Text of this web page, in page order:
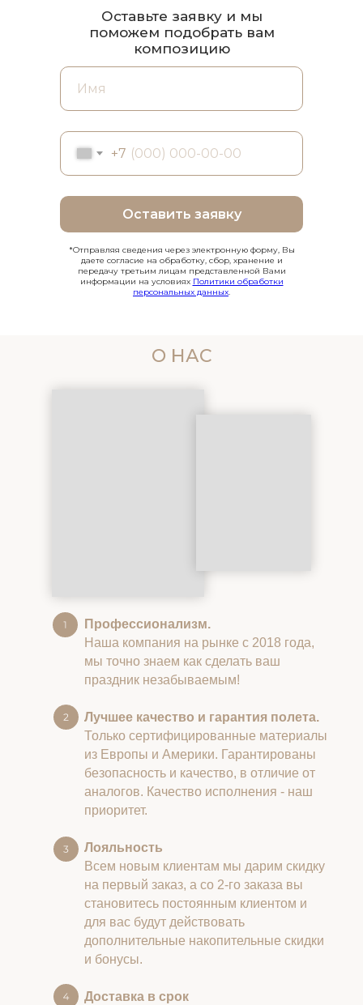
+7
Оставить заявку
Оставьте заявку и мы
поможем подобрать вам
композицию
*Отправляя сведения через электронную форму, Вы
даете согласие на обработку, сбор, хранение и
передачу третьим лицам представленной Вами
информации на условиях Политики обработки
персональных данных.
О НАС
Профессионализм.
Наша компания на рынке с 2018 года,
мы точно знаем как сделать ваш
праздник незабываемым!
Лучшее качество и гарантия полета.
Только сертифицированные материалы
из Европы и Америки. Гарантированы
безопасность и качество, в отличие от
аналогов. Качество исполнения - наш
приоритет.
Лояльность
Всем новым клиентам мы дарим скидку
на первый заказ, а со 2-го заказа вы
становитесь постоянным клиентом и
для вас будут действовать
дополнительные накопительные скидки
и бонусы.
Доставка в срок